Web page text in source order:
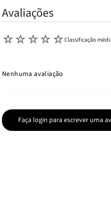
Avaliações
☆☆☆☆☆Classificação
Faça login para escrever uma
Nenhuma avaliação